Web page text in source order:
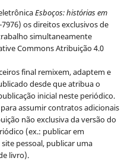
Esboços: histórias em
os direitos exclusivos de
simultaneamente
Commons Atribuição 4.0
final remixem, adaptem e
desde que atribua o
inicial neste periódico.
assumir contratos adicionais
não exclusiva da versão do
(ex.: publicar em
pessoal, publicar uma
livro).